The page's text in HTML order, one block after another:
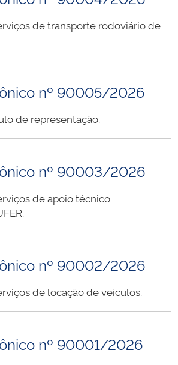
de transporte rodoviário de
nº 90005/2026
de representação.
nº 90003/2026
de apoio técnico
nº 90002/2026
de locação de veículos.
nº 90001/2026